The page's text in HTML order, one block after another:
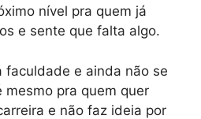
nível pra quem já
e sente que falta algo.
faculdade e ainda não se
mesmo pra quem quer
e não faz ideia por